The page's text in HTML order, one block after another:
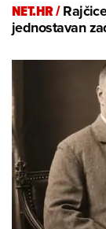
NET.HR /
jednostavan